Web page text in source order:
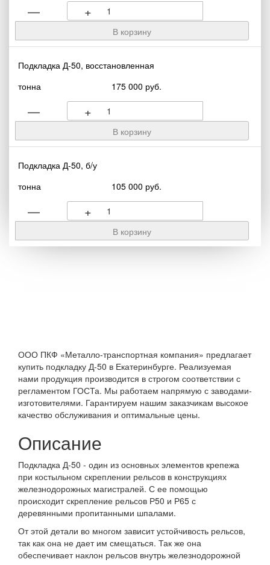
— +
Подкладка Д-50, восстановленная
тонна
175 000 руб.
— +
Подкладка Д-50, б/у
тонна
105 000 руб.
— +
ООО ПКФ «Металло-транспортная компания» предлагает
купить подкладку Д-50 в Екатеринбурге. Реализуемая
нами продукция производится в строгом соответствии с
регламентом ГОСТа. Мы работаем напрямую с заводами-
изготовителями. Гарантируем нашим заказчикам высокое
качество обслуживания и оптимальные цены.
Описание
Подкладка Д-50 - один из основных элементов крепежа
при костыльном скреплении рельсов в конструкциях
железнодорожных магистралей. С ее помощью
происходит скрепление рельсов Р50 и Р65 с
деревянными пропитанными шпалами.
От этой детали во многом зависит устойчивость рельсов,
так как она не дает им смещаться. Так же она
обеспечивает наклон рельсов внутрь железнодорожной